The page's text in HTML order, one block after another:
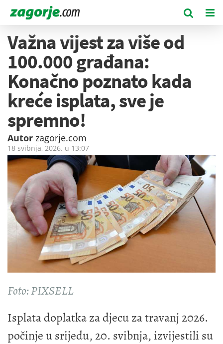
Važna vijest za više od
100.000 građana:
Konačno poznato kada
kreće isplata, sve je
spremno!
Autor zagorje.com
18 svibnja, 2026. u 13:07
Foto: PIXSELL
Isplata doplatka za djecu za travanj 2026.
počinje u srijedu, 20. svibnja, izvijestili su